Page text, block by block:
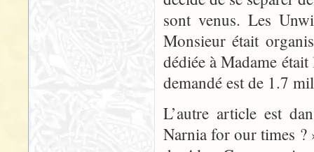
sont venus. Les
Monsieur était
dédiée à Madame
demandé est de 1.7
L’autre article est
Narnia for our times ?